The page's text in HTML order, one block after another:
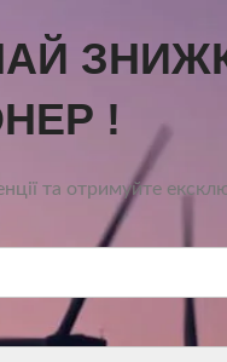
!
та отримуйте